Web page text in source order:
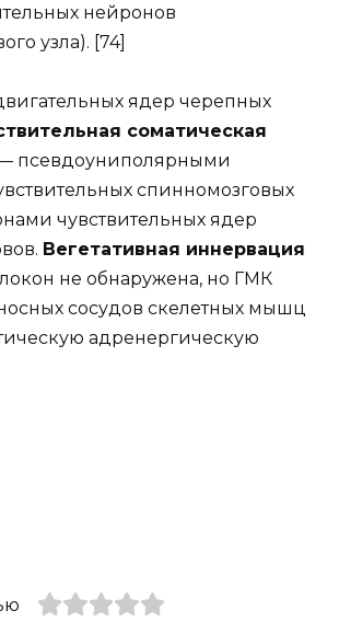
нейронов
узла). [74]
ядер черепных
соматическая
псевдоуниполярными
спинномозговых
чувствительных ядер
Вегетативная иннервация
не обнаружена, но ГМК
сосудов скелетных мышц
адренергическую